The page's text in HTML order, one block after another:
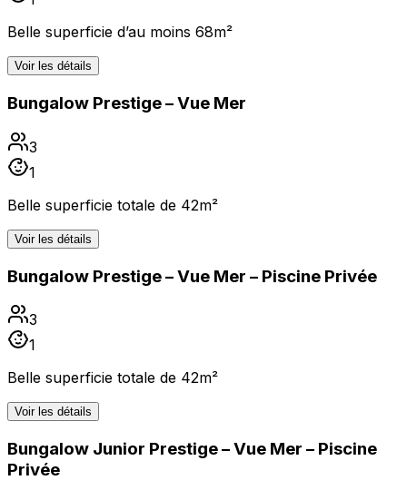
Belle superficie d’au moins 68m²
Voir les détails
Bungalow Prestige – Vue Mer
3
1
Belle superficie totale de 42m²
Voir les détails
Bungalow Prestige – Vue Mer – Piscine Privée
3
1
Belle superficie totale de 42m²
Voir les détails
Bungalow Junior Prestige – Vue Mer – Piscine
Privée